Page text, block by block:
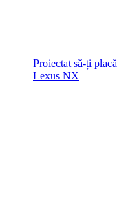
Proiectat să-ți placă
Lexus NX